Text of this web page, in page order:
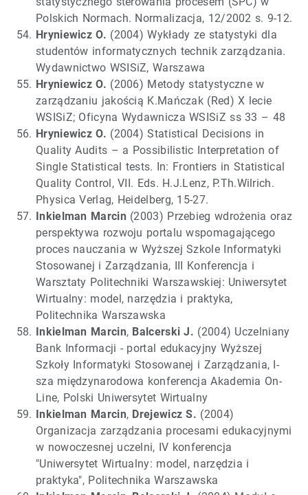
Polskich Normach. Normalizacja, 12/2002 s. 9-12.
Hryniewicz O. (2004) Wykłady ze statystyki dla
studentów informatycznych technik zarządzania.
Wydawnictwo WSISiZ, Warszawa
Hryniewicz O. (2006) Metody statystyczne w
zarządzaniu jakością K.Mańczak (Red) X lecie
WSISiZ; Oficyna Wydawnicza WSISiZ ss 33 – 48
Hryniewicz O. (2004) Statistical Decisions in
Quality Audits – a Possibilistic Interpretation of
Single Statistical tests. In: Frontiers in Statistical
Quality Control, VII. Eds. H.J.Lenz, P.Th.Wilrich.
Physica Verlag, Heidelberg, 15-27.
Inkielman Marcin (2003) Przebieg wdrożenia oraz
perspektywa rozwoju portalu wspomagającego
proces nauczania w Wyższej Szkole Informatyki
Stosowanej i Zarządzania, III Konferencja i
Warsztaty Politechniki Warszawskiej: Uniwersytet
Wirtualny: model, narzędzia i praktyka,
Politechnika Warszawska
Inkielman Marcin, Balcerski J. (2004) Uczelniany
Bank Informacji - portal edukacyjny Wyższej
Szkoły Informatyki Stosowanej i Zarządzania, I-
sza międzynarodowa konferencja Akademia On-
Line, Polski Uniwersytet Wirtualny
Inkielman Marcin, Drejewicz S. (2004)
Organizacja zarządzania procesami edukacyjnymi
w nowoczesnej uczelni, IV konferencja
"Uniwersytet Wirtualny: model, narzędzia i
praktyka", Politechnika Warszawska